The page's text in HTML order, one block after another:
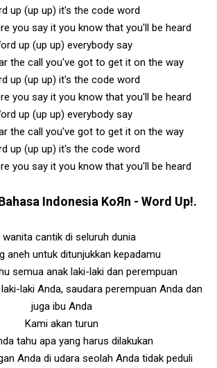
up (up up) it's the code word
you say it you know that you'll be heard
up (up up) everybody say
the call you've got to get it on the way
up (up up) it's the code word
you say it you know that you'll be heard
up (up up) everybody say
the call you've got to get it on the way
up (up up) it's the code word
you say it you know that you'll be heard
Indonesia KoЯn - Word Up!.
wanita cantik di seluruh dunia
aneh untuk ditunjukkan kepadamu
semua anak laki-laki dan perempuan
laki Anda, saudara perempuan Anda dan
juga ibu Anda
Kami akan turun
tahu apa yang harus dilakukan
Anda di udara seolah Anda tidak peduli